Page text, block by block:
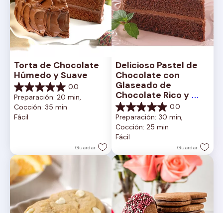
Torta de Chocolate
Húmedo y Suave
0.0
0.0
de
5
estrellas.
Preparación: 20 min,
Cocción: 35 min
Fácil
Guardar
Delicioso Pastel de
Chocolate con
Glaseado de
Chocolate Rico y
Cremoso
0.0
0.0
de
5
estrellas.
Preparación: 30 min,
Cocción: 25 min
Fácil
Guardar